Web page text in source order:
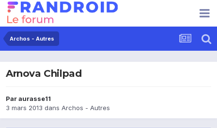
Archos - Autres
Arnova Chilpad
Paraurasse11
3 mars 2013 dans Archos - Autres